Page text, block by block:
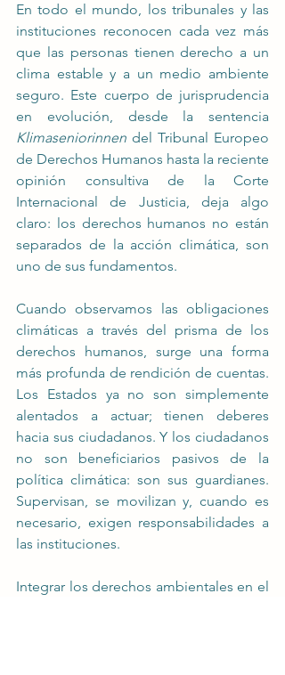
En todo el mundo, los tribunales y las
instituciones reconocen cada vez más
que las personas tienen derecho a un
clima estable y a un medio ambiente
seguro. Este cuerpo de jurisprudencia
Klimaseniorinnen del Tribunal Europeo
de Derechos Humanos hasta la reciente
opinión consultiva de la Corte
Internacional de Justicia, deja algo
claro: los derechos humanos no están
separados de la acción climática, son
uno de sus fundamentos.
Cuando observamos las obligaciones
climáticas a través del prisma de los
derechos humanos, surge una forma
más profunda de rendición de cuentas.
Los Estados ya no son simplemente
alentados a actuar; tienen deberes
hacia sus ciudadanos. Y los ciudadanos
no son beneficiarios pasivos de la
política climática: son sus guardianes.
Supervisan, se movilizan y, cuando es
necesario, exigen responsabilidades a
las instituciones.
Integrar los derechos ambientales en el